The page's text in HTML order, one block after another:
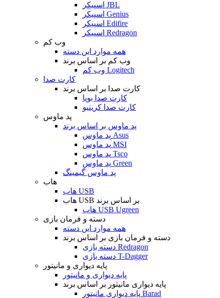
اسپیکر JBL
اسپیکر Genius
اسپیکر Edifire
اسپیکر Redragon
وب کم
همه موارد این دسته
وب کم بر اساس برند
وب کم Logitech
کارت صدا
کارت صدا بر اساس برند
کارت صدا بویا
کارت صدا کریتیو
پد ماوس
پد ماوس بر اساس برند
پد ماوس Asus
پد ماوس MSI
پد ماوس Tsco
پد ماوس Green
پد ماوس گیمینگ
هاب
هاب USB
هاب USB بر اساس برند
هاب USB Ugreen
دسته و فرمان بازی
همه موارد این دسته
دسته و فرمان بازی بر اساس برند
دسته بازی Redragon
دسته بازی T-Dagger
پایه دیواری و مانیتور
پایه دیواری و مانیتور
پایه دیواری مانیتور بر اساس برند
پایه دیواری مانیتور Barad